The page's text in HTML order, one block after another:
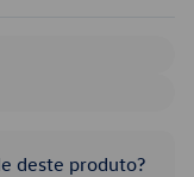
deste produto?